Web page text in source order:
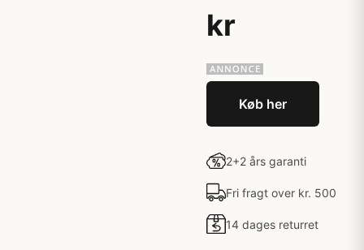
kr
Køb her
2+2 års garanti
Fri fragt over kr. 500
14 dages returret